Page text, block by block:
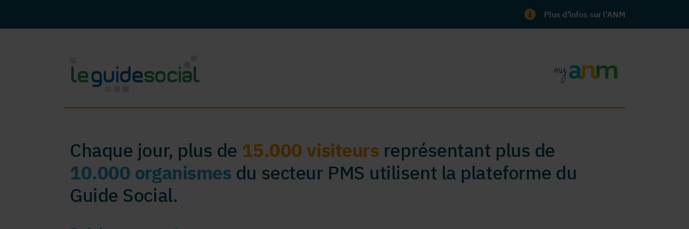
Plus d'infos sur l'ANM
Chaque jour, plus de 15.000 visiteurs représentant plus de
10.000 organismes du secteur PMS utilisent la plateforme du
Guide Social.